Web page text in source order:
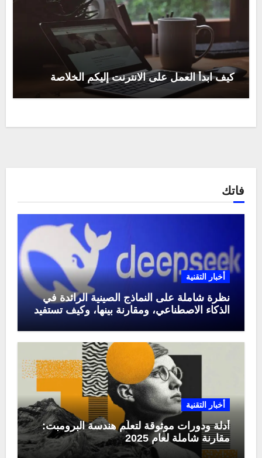
كيف ابدأ العمل على الانترنت إليكم الخلاصة
فاتك
أخبار التقنية
نظرة شاملة على النماذج الصينية الرائدة في
الذكاء الاصطناعي، ومقارنة بينها، وكيف تستفيد
أخبار التقنية
أدلة ودورات موثوقة لتعلّم هندسة البرومبت:
مقارنة شاملة لعام 2025